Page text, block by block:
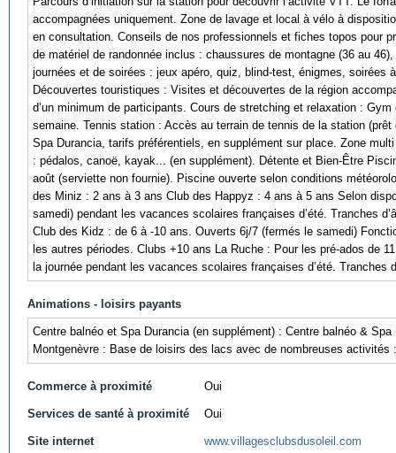
accompagnées uniquement. Zone de lavage et local à vélo à
en consultation. Conseils de nos professionnels et fiches topos pour
de matériel de randonnée inclus : chaussures de montagne (36 au
journées et de soirées : jeux apéro, quiz, blind-test, énigmes,
Découvertes touristiques : Visites et découvertes de la région
d’un minimum de participants. Cours de stretching et relaxation :
semaine. Tennis station : Accès au terrain de tennis de la station
Spa Durancia, tarifs préférentiels, en supplément sur place. Zone
: pédalos, canoë, kayak... (en supplément). Détente et Bien-Être
août (serviette non fournie). Piscine ouverte selon conditions
des Miniz : 2 ans à 3 ans Club des Happyz : 4 ans à 5 ans Selon
samedi) pendant les vacances scolaires françaises d’été. Tranches
Club des Kidz : de 6 à -10 ans. Ouverts 6j/7 (fermés le samedi)
les autres périodes. Clubs +10 ans La Ruche : Pour les pré-ados de
la journée pendant les vacances scolaires françaises d’été.
Animations - loisirs payants
Centre balnéo et Spa Durancia (en supplément) : Centre balnéo &
Montgenèvre : Base de loisirs des lacs avec de nombreuses
Commerce à proximité Oui
Services de santé à proximité Oui
Site internet www.villagesclubsdusoleil.com